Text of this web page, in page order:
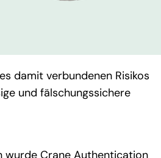
damit verbundenen Risikos
und fälschungssichere
wurde Crane Authentication